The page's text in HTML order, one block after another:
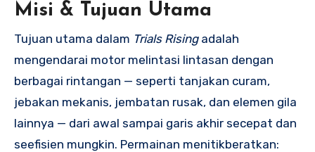
Misi & Tujuan Utama
Tujuan utama dalam Trials Risingadalah
mengendarai motor melintasi lintasan dengan
berbagai rintangan — seperti tanjakan curam,
jebakan mekanis, jembatan rusak, dan elemen gila
lainnya — dari awal sampai garis akhir secepat dan
seefisien mungkin. Permainan menitikberatkan: